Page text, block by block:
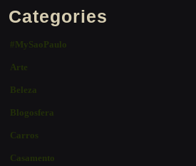
Categories
#MySaoPaulo
Arte
Beleza
Blogosfera
Carros
Casamento